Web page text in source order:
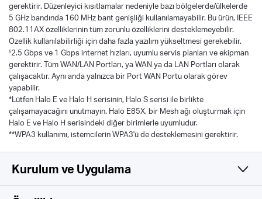
gerektirir. Düzenleyici kısıtlamalar nedeniyle bazı bölgelerde/ülkelerde
5 GHz bandında 160 MHz bant genişliği kullanılamayabilir. Bu ürün, IEEE
802.11AX özelliklerinin tüm zorunlu özelliklerini desteklemeyebilir.
Özellik kullanılabilirliği için daha fazla yazılım yükseltmesi gerekebilir.
§2.5 Gbps ve 1 Gbps internet hızları, uyumlu servis planları ve ekipman
gerektirir. Tüm WAN/LAN Portları, ya WAN ya da LAN Portları olarak
çalışacaktır. Aynı anda yalnızca bir Port WAN Portu olarak görev
yapabilir.
*Lütfen Halo E ve Halo H serisinin, Halo S serisi ile birlikte
çalışamayacağını unutmayın. Halo E85X, bir Mesh ağı oluşturmak için
Halo E ve Halo H serisindeki diğer birimlerle uyumludur.
**WPA3 kullanımı, istemcilerin WPA3'ü de desteklemesini gerektirir.
Kurulum ve Uygulama